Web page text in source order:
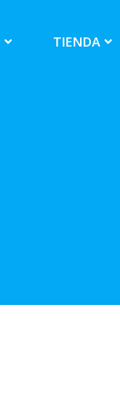
TIENDA